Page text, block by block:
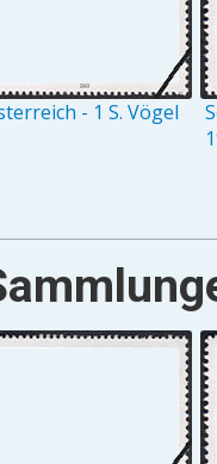
- 1 S. Vögel